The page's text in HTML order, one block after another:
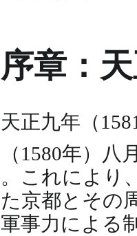
序章：
天正九年（
（1580年）
。これにより
た京都とその
軍事力による